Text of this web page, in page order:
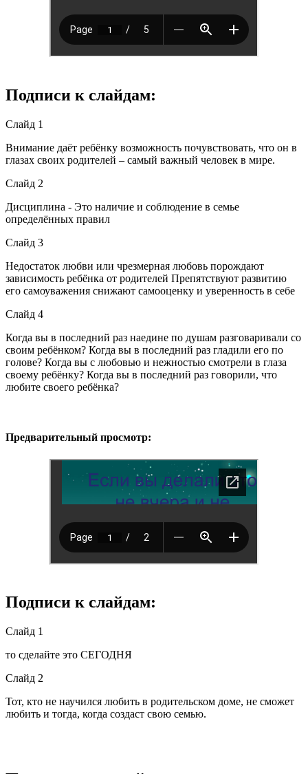
Подписи к слайдам:
Слайд 1
Внимание даёт ребёнку возможность почувствовать, что он в
глазах своих родителей – самый важный человек в мире.
Слайд 2
Дисциплина - Это наличие и соблюдение в семье
определённых правил
Слайд 3
Недостаток любви или чрезмерная любовь порождают
зависимость ребёнка от родителей Препятствуют развитию
его самоуважения снижают самооценку и уверенность в себе
Слайд 4
Когда вы в последний раз наедине по душам разговаривали со
своим ребёнком? Когда вы в последний раз гладили его по
голове? Когда вы с любовью и нежностью смотрели в глаза
своему ребёнку? Когда вы в последний раз говорили, что
любите своего ребёнка?
Предварительный просмотр:
Подписи к слайдам:
Слайд 1
то сделайте это СЕГОДНЯ
Слайд 2
Тот, кто не научился любить в родительском доме, не сможет
любить и тогда, когда создаст свою семью.